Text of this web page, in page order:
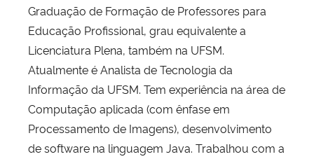
Graduação de Formação de Professores para
Educação Profissional, grau equivalente a
Licenciatura Plena, também na UFSM.
Atualmente é Analista de Tecnologia da
Informação da UFSM. Tem experiência na área de
Computação aplicada (com ênfase em
Processamento de Imagens), desenvolvimento
de software na linguagem Java. Trabalhou com a